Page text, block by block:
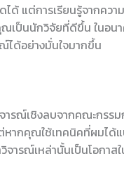
ด้ แต่การเรียนรู้จากคว
ณเป็นนักวิจัยที่ดีขึ้น ในอน
ได้อย่างมั่นใจมากขึ้น
ารณ์เชิงลบจากคณะกรรม
ากคุณใช้เทคนิคที่ผมได้
จารณ์เหล่านั้นเป็นโอกา